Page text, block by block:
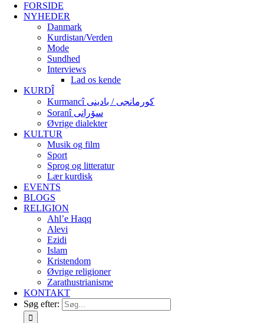
FORSIDE
NYHEDER
Danmark
Kurdistan/Verden
Mode
Sundhed
Interviews
Lad os kende
KURDÎ
Kurmancî کورمانجی / بادینی
Soranî سۆرانی
Øvrige dialekter
KULTUR
Musik og film
Sport
Sprog og litteratur
Lær kurdisk
EVENTS
BLOGS
RELIGION
Ahl’e Haqq
Alevi
Ezidi
Islam
Kristendom
Øvrige religioner
Zarathustrianisme
KONTAKT
Søg efter: